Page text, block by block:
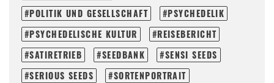
POLITIK UND GESELLSCHAFT
PSYCHEDELIK
PSYCHEDELISCHE KULTUR
REISEBERICHT
SATIRETRIEB
SEEDBANK
SENSI SEEDS
SERIOUS SEEDS
SORTENPORTRAIT